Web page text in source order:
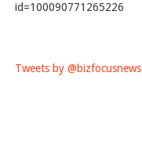
id=100090771265226
Tweets by @bizfocusnews